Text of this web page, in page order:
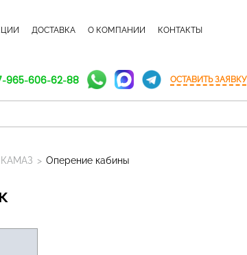
ДОСТАВКА О КОМПАНИИ КОНТАКТЫ
965-606-62-88 ОСТАВИТЬ ЗАЯВКУ
КАМАЗ > Оперение кабины